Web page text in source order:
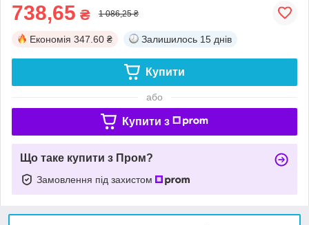
738,65 ₴ 1 086,25 ₴
Економія 347.60 ₴ Залишилось 15 днів
Купити
або
Купити з
Що таке купити з Пром?
Замовлення під захистом